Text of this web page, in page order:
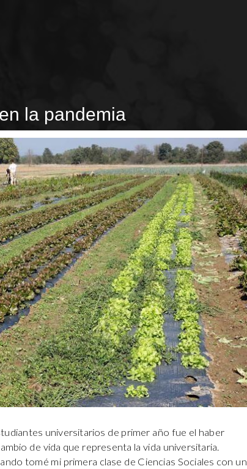
la pandemia
universitarios de primer año fue el haber
de vida que representa la vida universitaria.
tomé mi primera clase de Ciencias Sociales con un